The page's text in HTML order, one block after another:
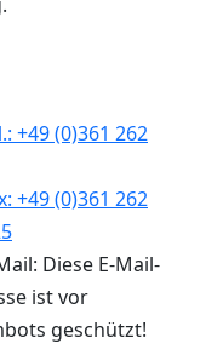
+49 (0)361 262
+49 (0)361 262
Diese E-Mail-
ist vor
geschützt!